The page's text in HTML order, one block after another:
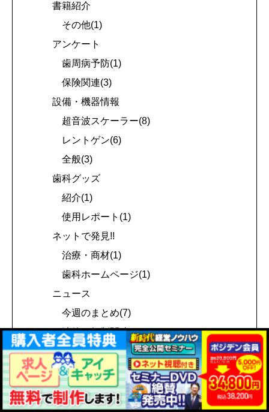
書籍紹介
その他(1)
アンケート
歯周病予防(1)
保険関連(3)
設備・機器情報
超音波スケーラー(8)
レントゲン(6)
全般(3)
歯科グッズ
紹介(1)
使用レポート(1)
ネットで発見!!
治療・商材(1)
歯科ホームページ(1)
ニュース
今週のまとめ(7)
法律・規制関連(3)
お知らせ
その他
みんなの休暇情報(6)
ツールカテゴリ